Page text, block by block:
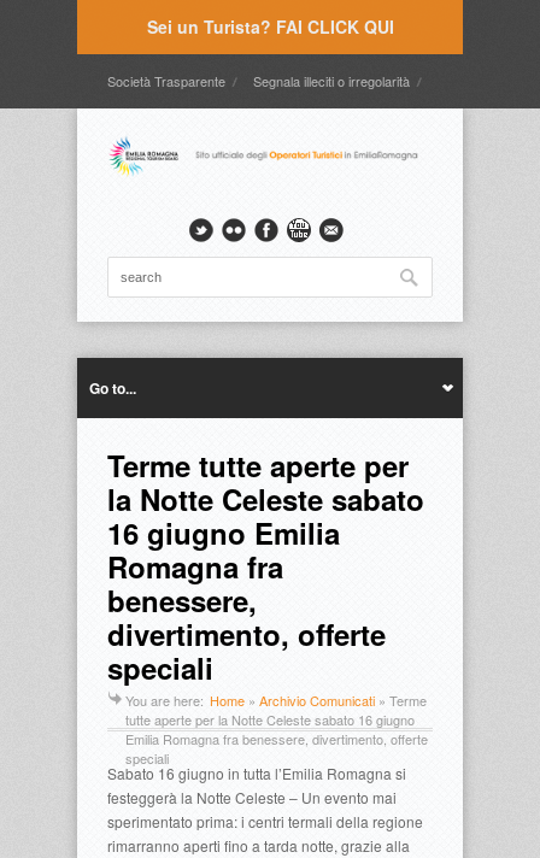
Sei un Turista? FAI CLICK QUI
Società Trasparente Segnala illeciti o irregolarità
Timbrature
Go to...
Terme tutte aperte per
la Notte Celeste sabato
16 giugno Emilia
Romagna fra
benessere,
divertimento, offerte
speciali
You are here: Home » Archivio Comunicati » Terme
tutte aperte per la Notte Celeste sabato 16 giugno
Emilia Romagna fra benessere, divertimento, offerte
speciali
Sabato 16 giugno in tutta l’Emilia Romagna si
festeggerà la Notte Celeste – Un evento mai
sperimentato prima: i centri termali della regione
rimarranno aperti fino a tarda notte, grazie alla